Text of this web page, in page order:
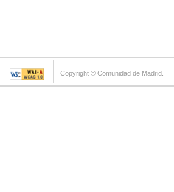
Copyright © Comunidad de Madrid.